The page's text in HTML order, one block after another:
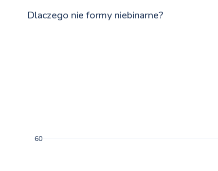
60
Dlaczego nie formy niebinarne?